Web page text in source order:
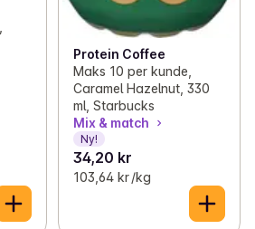
Protein Coffee
Maks 10 per kunde,
Caramel Hazelnut, 330
ml, Starbucks
Mix & match
Ny!
34,20 kr
103,64 kr /kg